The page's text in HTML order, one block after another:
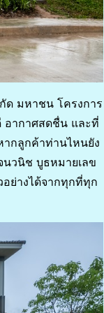
ด มหาชน โครงการ
อากาศสดชื่น และที่
ากลูกค้าท่านไหนยัง
นวนิช บูธหมายเลข
ย่างได้จากทุกที่ทุก